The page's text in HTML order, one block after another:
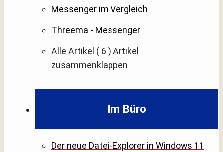
Messenger im Vergleich
Threema - Messenger
Alle Artikel ( 6 ) Artikel
zusammenklappen
Im Büro
Der neue Datei-Explorer in Windows 11